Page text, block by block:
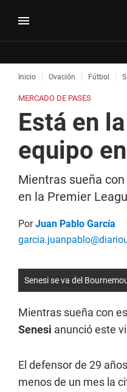
Inicio Ovación Fútbol
MERCADO DE PASES
Está en
equipo
Mientras sueña
en la Premier
PorJuan Pablo García
Senesi se va del
Mientras sueña con
Senesi anunció este
El defensor de 29
menos de un mes la